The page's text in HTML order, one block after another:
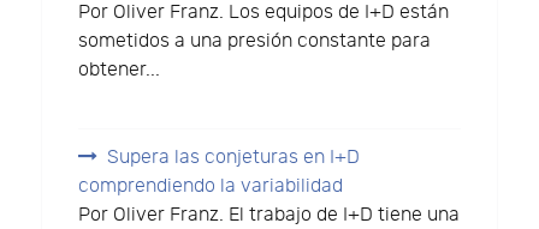
Por Oliver Franz. Los equipos de I+D están
sometidos a una presión constante para
obtener...
Supera las conjeturas en I+D
comprendiendo la variabilidad
Por Oliver Franz. El trabajo de I+D tiene una